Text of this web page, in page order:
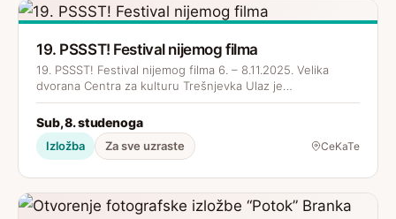
19. PSSST! Festival nijemog filma
19. PSSST! Festival nijemog filma 6. – 8.11.2025. Velika
dvorana Centra za kulturu Trešnjevka Ulaz je…
Sub, 8. studenoga
Izložba Za sve uzraste CeKaTe